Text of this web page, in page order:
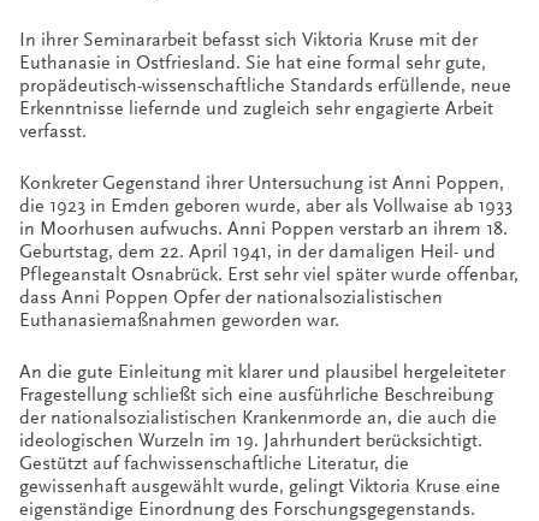
In ihrer Seminararbeit befasst sich Viktoria Kruse mit der
Euthanasie in Ostfriesland. Sie hat eine formal sehr gute,
propädeutisch-wissenschaftliche Standards erfüllende, neue
Erkenntnisse liefernde und zugleich sehr engagierte Arbeit
verfasst.
Konkreter Gegenstand ihrer Untersuchung ist Anni Poppen,
die 1923 in Emden geboren wurde, aber als Vollwaise ab 1933
in Moorhusen aufwuchs. Anni Poppen verstarb an ihrem 18.
Geburtstag, dem 22. April 1941, in der damaligen Heil- und
Pflegeanstalt Osnabrück. Erst sehr viel später wurde offenbar,
dass Anni Poppen Opfer der nationalsozialistischen
Euthanasiemaßnahmen geworden war.
An die gute Einleitung mit klarer und plausibel hergeleiteter
Fragestellung schließt sich eine ausführliche Beschreibung
der nationalsozialistischen Krankenmorde an, die auch die
ideologischen Wurzeln im 19. Jahrhundert berücksichtigt.
Gestützt auf fachwissenschaftliche Literatur, die
gewissenhaft ausgewählt wurde, gelingt Viktoria Kruse eine
eigenständige Einordnung des Forschungsgegenstands.